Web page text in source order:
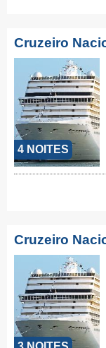
Cruzeiro
4 NOITES
Cruzeiro